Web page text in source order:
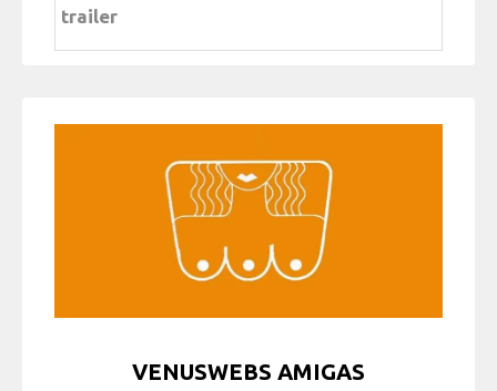
trailer
VENUSWEBS AMIGAS